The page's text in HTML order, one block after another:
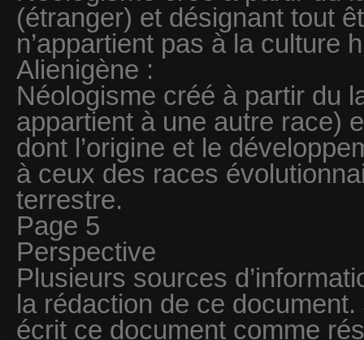
(étranger) et désignant tout
n’appartient pas à la culture
Alienigène :
Néologisme créé à partir du
appartient à une autre race)
dont l’origine et le
à ceux des races
terrestre.
Page 5
Perspective
Plusieurs sources
la rédaction de ce document.
écrit ce document comme